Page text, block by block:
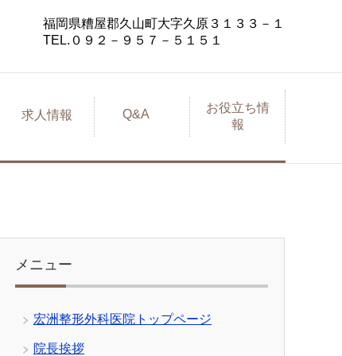
福岡県糟屋郡久山町大字久原３１３３－１
TEL.０９２－９５７－５１５１
求人情報 Q&A
お役立ち情
報
メニュー
宏洲整形外科医院トップページ
院長挨拶